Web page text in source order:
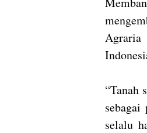
Agraria
“Tanah
selalu